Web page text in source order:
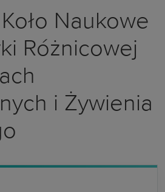
Naukowe
Różnicowej
i Żywienia